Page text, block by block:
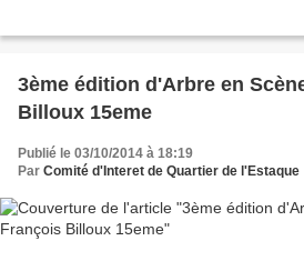
3ème édition d'Arbre en
Billoux 15eme
Publié le 03/10/2014 à 18:19
Par Comité d'Interet de Quartier de l'Estaque